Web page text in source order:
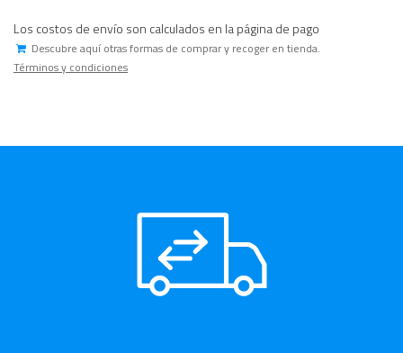
Los costos de envío son calculados en la página de pago
Descubre aquí otras formas de comprar y recoger en tienda.
Términos y condiciones